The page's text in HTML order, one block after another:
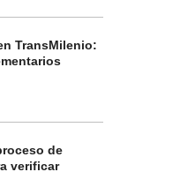
TransMilenio:
de
verificar